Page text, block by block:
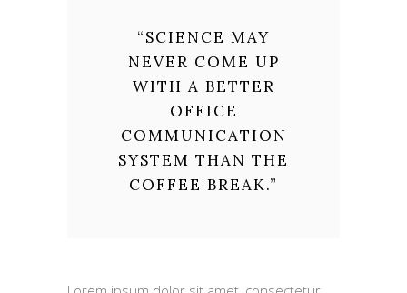
“SCIENCE MAY
NEVER COME UP
WITH A BETTER
OFFICE
COMMUNICATION
SYSTEM THAN THE
COFFEE BREAK.”